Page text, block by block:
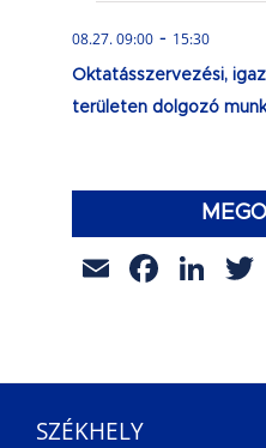
08.27. 09:00 - 15:30
Oktatásszervezési,
területen dolgozó
Email
SZÉKHELY